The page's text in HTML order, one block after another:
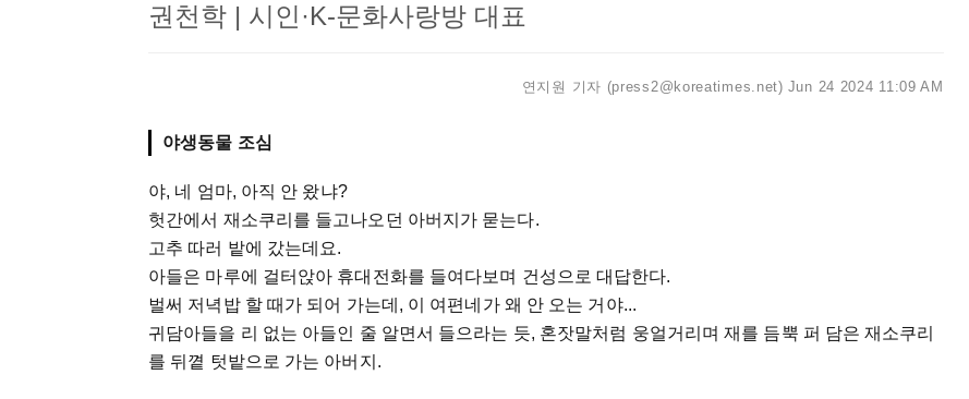
권천학 | 시인·K-문화사랑방 대표
연지원 기자 (press2@koreatimes.net) Jun 24 2024 11:09 AM
야생동물 조심
야, 네 엄마, 아직 안 왔냐?
헛간에서 재소쿠리를 들고나오던 아버지가 묻는다.
고추 따러 밭에 갔는데요.
아들은 마루에 걸터앉아 휴대전화를 들여다보며 건성으로 대답한다.
벌써 저녁밥 할 때가 되어 가는데, 이 여편네가 왜 안 오는 거야...
귀담아들을 리 없는 아들인 줄 알면서 들으라는 듯, 혼잣말처럼 웅얼거리며 재를 듬뿍 퍼 담은 재소쿠리
를 뒤꼍 텃밭으로 가는 아버지.